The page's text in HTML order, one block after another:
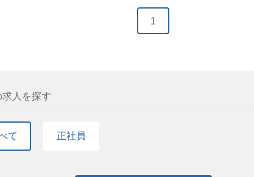
1
人を探す
て 正社員